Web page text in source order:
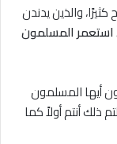
والذين يدندن
المسلمون
أيها المسلمون
ذلك أنتم أولاً كما